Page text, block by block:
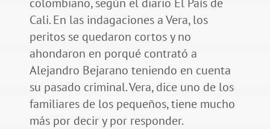
Cali. En las indagaciones a Vera, los
peritos se quedaron cortos y no
ahondaron en porqué contrató a
Alejandro Bejarano teniendo en cuenta
su pasado criminal. Vera, dice uno de los
familiares de los pequeños, tiene mucho
más por decir y por responder.